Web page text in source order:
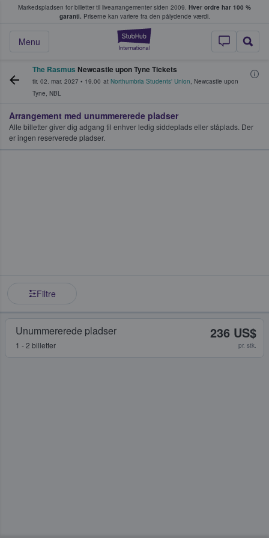
Markedspladsen for billetter til livearrangementer siden 2009. Hver ordre har 100 %
garanti. Priserne kan variere fra den pålydende værdi.
StubHub - Hvor
Menu
køber og sælger billetter
The Rasmus Newcastle upon Tyne Tickets
tir. 02. mar. 2027 • 19.00 at Northumbria Students' Union, Newcastle upon
Tyne, NBL
Arrangement med unummererede pladser
Alle billetter giver dig adgang til enhver ledig siddeplads eller ståplads. Der
er ingen reserverede pladser.
Filtre
Unummererede pladser
1 - 2 billetter
236 US$
pr. stk.